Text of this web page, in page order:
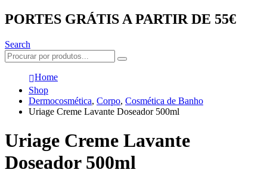
PORTES GRÁTIS A PARTIR DE 55€
Search
Home
Shop
Dermocosmética, Corpo, Cosmética de Banho
Uriage Creme Lavante Doseador 500ml
Uriage Creme Lavante
Doseador 500ml